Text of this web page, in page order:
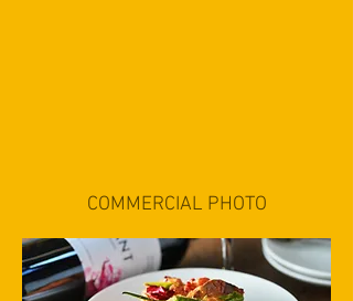
COMMERCIAL PHOTO